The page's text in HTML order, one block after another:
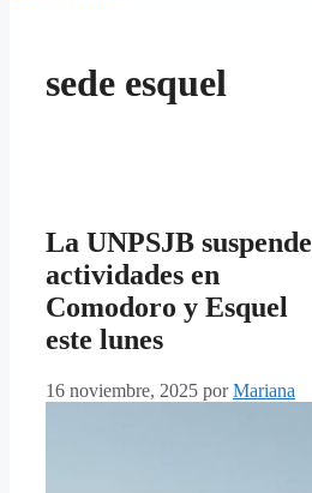
sede esquel
La UNPSJB suspende
actividades en
Comodoro y Esquel
este lunes
16 noviembre, 2025 porMariana